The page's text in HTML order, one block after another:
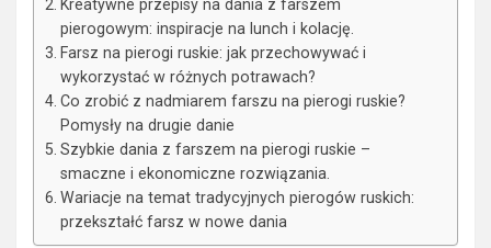
Kreatywne przepisy na dania z farszem
pierogowym: inspiracje na lunch i kolację.
Farsz na pierogi ruskie: jak przechowywać i
wykorzystać w różnych potrawach?
Co zrobić z nadmiarem farszu na pierogi ruskie?
Pomysły na drugie danie
Szybkie dania z farszem na pierogi ruskie –
smaczne i ekonomiczne rozwiązania.
Wariacje na temat tradycyjnych pierogów ruskich:
przekształć farsz w nowe dania